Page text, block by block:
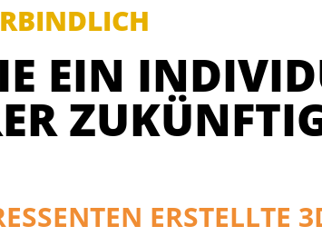
EIN
ERSTELLTE